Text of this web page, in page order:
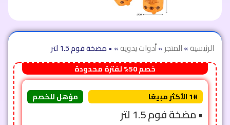
الرئيسية»المتجر»أدوات يدوية» • مضخة فوم 1.5 لتر
خصم 50% لفترة محدودة
1# الأكثر مبيعًا مؤهل للخصم
• مضخة فوم 1.5 لتر